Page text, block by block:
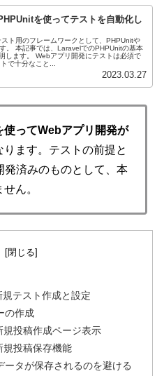
を使ってテストを自動化し
ト用のフレームワークとして、PHPUnitや
。 本記事では、LaravelでのPHPUnitの基本
します。 Webアプリ開発にテストは必須で
で十分なこと...
2023.03.27
使ってWebアプリ開発が
ります。テストの前提と
発済みのものとして、本
ん。
テスト作成と設定
の作成
投稿作成ページ表示
規投稿保存機能
ータが保存されるのを避ける